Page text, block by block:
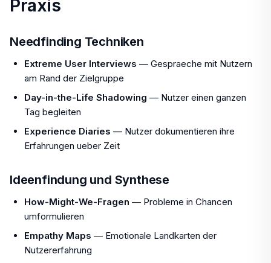
Praxis
Needfinding Techniken
Extreme User Interviews — Gespraeche mit Nutzern
am Rand der Zielgruppe
Day-in-the-Life Shadowing — Nutzer einen ganzen
Tag begleiten
Experience Diaries — Nutzer dokumentieren ihre
Erfahrungen ueber Zeit
Ideenfindung und Synthese
How-Might-We-Fragen — Probleme in Chancen
umformulieren
Empathy Maps — Emotionale Landkarten der
Nutzererfahrung